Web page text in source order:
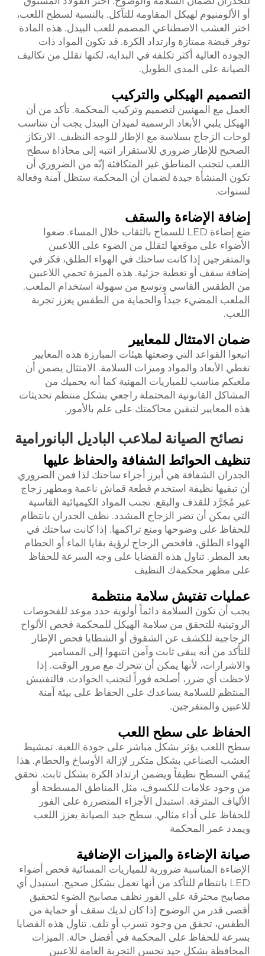
أو الألومنيوم لهيكل المقاومة للتآكل. بالنسبة لسطح اللعب،
اختر العشب الاصطناعي المصمم للعب البيدل. هذه المادة
توفر قبضة ممتازة وارتداد الكرة. قد تكون المواد ذات
الجودة العالية أكثر تكلفة في البداية، لكنها تقلل من تكاليف
الصيانة على المدى الطويل.
التصميم الهيكلي والتركيب
العمل مع المهنيين لتصميم وتركيب المحكمة. تأكد من أن
الهيكل يلبي الأبعاد الرسمية لميدان البيدل يجب أن تتناسب
لوحات الزجاج بسلاسة مع الإطار للوجه النظيف. الارتكاز
الصحيح للإطار ضروري للاستقرار انتبه إلى محاذاة سطح
اللعب لتجنب المناطق غير المتكافئة إنّه من الضروري أن
تكون المنشأة جيدة لضمان أن المحكمة ستظل آمنة وفعالة
لسنوات.
إضافة الإضاءة والسقف
ضع إضاءة LED للسماح بالثقاب خلال المساء. ضعوا
الأضواء على موقعها لتقلل من الضوء على اللاعبين
والمتفرجين إذا كانت ساحتك في الهواء الطلق، فكر في
إضافة سقف أو تغطية جزئية. هذه الميزة تحمي اللاعبين
من الطقس القاسي وتوسع من سهولة استخدام الملعب.
الملعب المضيء جيداً والحماية من الطقس يعزز تجربة
اللعب.
ضمان الامتثال للمعايير
اتبعوا القواعد التي وضعتها هيئات المبارزة هذه المعايير
تغطي الأبعاد والمواد وميزات السلامة. الامتثال يضمن أن
ملعبكم مناسب للمباريات المهنية كما أنه يحميك من
المشاكل القانونية المحتملة راجعي بشكل منتظم تحديثات
هذه المعايير لتبقين محاكمتك على علم بالأمور.
نصائح الصيانة لملاعب الباديل البانورامية
تنظيف الحوائط الشفافة والحفاظ عليها
الجدران الشفافة هي أبرز أجزاء ساحتك لذا فمن الضروري
أن تبقيها نظيفة استخدم قطعة قماش ناعمة ومطهر زجاج
غير مُجَرَّد للقذف والبقع. تجنب المواد الكيميائية القاسية
التي يمكن أن تضر الزجاج المشدد. نظف الجدران بانتظام
للحفاظ على وضوحها ومنع تراكمها. إذا كانت ساحتك في
الهواء الطلق، فافحص الزجاج لرؤية بقايا الماء أو الحطام
بعد المطر. تناول هذه القضايا على وجه السرعة للحفاظ
على مظهر محكمةك النظيف
عمليات تفتيش سلامة منتظمة
يجب أن تكون السلامة دائماً أولوية حدد موعد للفحوصات
الروتينية للتحقق من سلامة الهيكل للمحكمة فحص الألواح
الزجاجية للكشف عن الشقوق أو الشظايا فحص الإطار
للتأكد من أنه يبقى ثابت وآمن انتبهوا إلى المسامير
والاشرارات، لأنها يمكن أن تتحرك مع مرور الوقت. إذا
لاحظت أي ضرر، أصلحه فوراً لتجنب الحوادث. فالتفتيش
المنتظم للسلامة يساعدك على الحفاظ على بيئة آمنة
للاعبين والمتفرجين.
الحفاظ على سطح اللعب
سطح اللعب يؤثر بشكل مباشر على جودة اللعبة. تمشيط
العشب الصناعي بشكل متكرر لإزالة الأوساخ والحطام. هذا
يُبقي السطح نظيفاً ويضمن ارتداد الكرة بشكل ثابت. تحقق
من وجود علامات للكسوف، مثل المناطق المسطحة أو
الألياف المترفة. استبدل الأجزاء المتضررة على الفور
للحفاظ على أداء مثالي. سطح جيد الصيانة يعزز اللعب
ويمدد عمر المحكمة
صيانة الإضاءة والميزات الإضافية
الإضاءة المناسبة ضرورية للمباريات المسائية فحص أضواء
LED بانتظام للتأكد من أنها تعمل بشكل صحيح. استبدل أي
مصابيح محترقة على الفور نظف مصابيح الضوء لتحقيق
أقصى قدر من الوضوح إذا كان لديك سقف أو حماية من
الطقس، تحقق من وجود تسرب أو تلف. تناول هذه القضايا
بسرعة للحفاظ على المحكمة في أفضل حالة. الميزات
المحافظة بشكل جيد تحسن التجربة العامة للاعبين